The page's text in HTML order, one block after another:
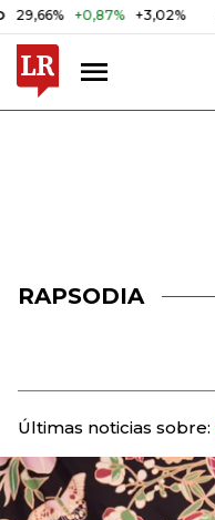
+0,87% +3,02%
RAPSODIA
Últimas noticias sobre: